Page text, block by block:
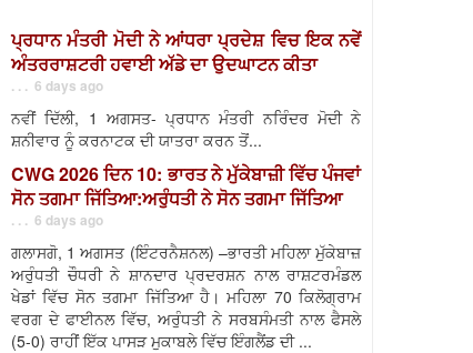
ਪ੍ਰਧਾਨ ਮੰਤਰੀ ਮੋਦੀ ਨੇ ਆਂਧਰਾ ਪ੍ਰਦੇਸ਼ ਵਿਚ ਇਕ ਨਵੇਂ
ਅੰਤਰਰਾਸ਼ਟਰੀ ਹਵਾਈ ਅੱਡੇ ਦਾ ਉਦਘਾਟਨ ਕੀਤਾ
. . . 6 days ago
ਨਵੀਂ ਦਿੱਲੀ, 1 ਅਗਸਤ- ਪ੍ਰਧਾਨ ਮੰਤਰੀ ਨਰਿੰਦਰ ਮੋਦੀ ਨੇ
ਸ਼ਨੀਵਾਰ ਨੂੰ ਕਰਨਾਟਕ ਦੀ ਯਾਤਰਾ ਕਰਨ ਤੋਂ...
CWG 2026 ਦਿਨ 10: ਭਾਰਤ ਨੇ ਮੁੱਕੇਬਾਜ਼ੀ ਵਿੱਚ ਪੰਜਵਾਂ
ਸੋਨ ਤਗਮਾ ਜਿੱਤਿਆ:ਅਰੁੰਧਤੀ ਨੇ ਸੋਨ ਤਗਮਾ ਜਿੱਤਿਆ
. . . 6 days ago
ਗਲਾਸਗੋ, 1 ਅਗਸਤ (ਇੰਟਰਨੈਸ਼ਨਲ) –ਭਾਰਤੀ ਮਹਿਲਾ ਮੁੱਕੇਬਾਜ਼
ਅਰੁੰਧਤੀ ਚੌਧਰੀ ਨੇ ਸ਼ਾਨਦਾਰ ਪ੍ਰਦਰਸ਼ਨ ਨਾਲ ਰਾਸ਼ਟਰਮੰਡਲ
ਖੇਡਾਂ ਵਿੱਚ ਸੋਨ ਤਗਮਾ ਜਿੱਤਿਆ ਹੈ। ਮਹਿਲਾ 70 ਕਿਲੋਗ੍ਰਾਮ
ਵਰਗ ਦੇ ਫਾਈਨਲ ਵਿੱਚ, ਅਰੁੰਧਤੀ ਨੇ ਸਰਬਸੰਮਤੀ ਨਾਲ ਫੈਸਲੇ
(5-0) ਰਾਹੀਂ ਇੱਕ ਪਾਸੜ ਮੁਕਾਬਲੇ ਵਿੱਚ ਇੰਗਲੈਂਡ ਦੀ ...